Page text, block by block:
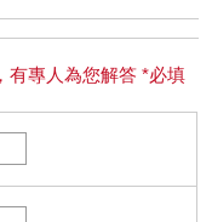
有專人為您解答 *必填